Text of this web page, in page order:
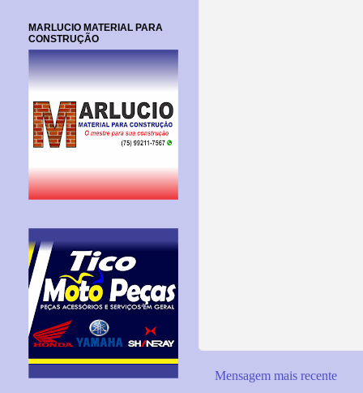
Mensagem mais recente
MARLUCIO MATERIAL PARA
CONSTRUÇÃO